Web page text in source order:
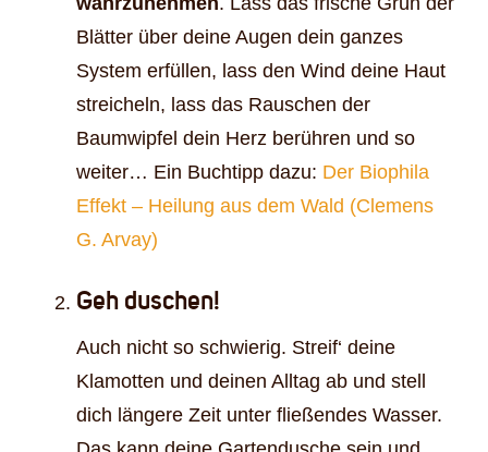
Blätter über deine Augen dein ganzes
System erfüllen, lass den Wind deine Haut
streicheln, lass das Rauschen der
Baumwipfel dein Herz berühren und so
weiter… Ein Buchtipp dazu: Der Biophila
Effekt – Heilung aus dem Wald (Clemens
G. Arvay)
Geh duschen!
Auch nicht so schwierig. Streif‘ deine
Klamotten und deinen Alltag ab und stell
dich längere Zeit unter fließendes Wasser.